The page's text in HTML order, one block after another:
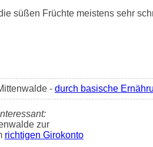
süßen Früchte meistens sehr
- durch basische
zur
richtigen Girokonto